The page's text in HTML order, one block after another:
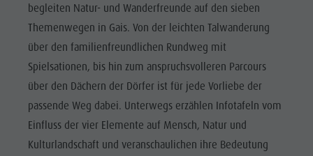
begleiten Natur- und Wanderfreunde auf den sieben
Themenwegen in Gais. Von der leichten Talwanderung
über den familienfreundlichen Rundweg mit
Spielsationen, bis hin zum anspruchsvolleren Parcours
über den Dächern der Dörfer ist für jede Vorliebe der
passende Weg dabei. Unterwegs erzählen Infotafeln vom
Einfluss der vier Elemente auf Mensch, Natur und
Kulturlandschaft und veranschaulichen ihre Bedeutung